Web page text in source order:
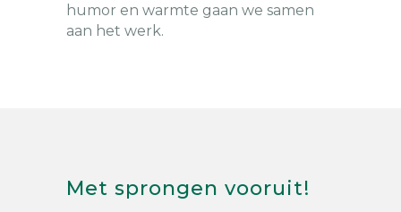
humor en warmte gaan we samen
aan het werk.
Met sprongen vooruit!